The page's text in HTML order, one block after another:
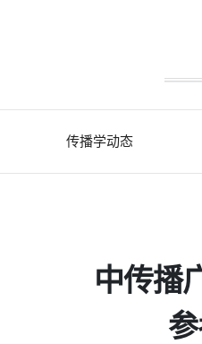
传播学动态
中传播